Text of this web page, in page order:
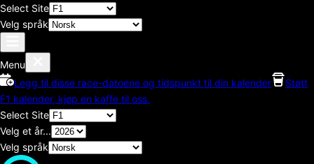
Select Site
Velg språk
Menu
Legg til disse race-datoene og tidspunkt til din kalender
Støtt
F1 kalender, kjøp en kaffe til oss.
Select Site
Velg et år...
Velg språk